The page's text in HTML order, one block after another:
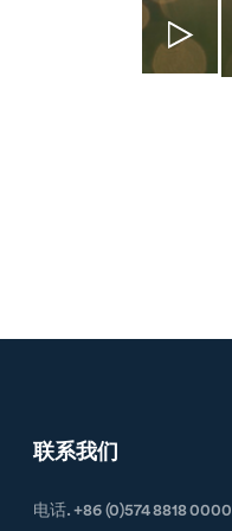
联系我们
电话. +86 (0)574 8818 0000